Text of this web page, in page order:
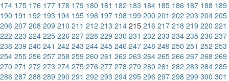
174 175 176 177 178 179 180 181 182 183 184 185 186 187 188 189
190 191 192 193 194 195 196 197 198 199 200 201 202 203 204 205
206 207 208 209 210 211 212 213 214 215 216 217 218 219 220 221
222 223 224 225 226 227 228 229 230 231 232 233 234 235 236 237
238 239 240 241 242 243 244 245 246 247 248 249 250 251 252 253
254 255 256 257 258 259 260 261 262 263 264 265 266 267 268 269
270 271 272 273 274 275 276 277 278 279 280 281 282 283 284 285
286 287 288 289 290 291 292 293 294 295 296 297 298 299 300 301